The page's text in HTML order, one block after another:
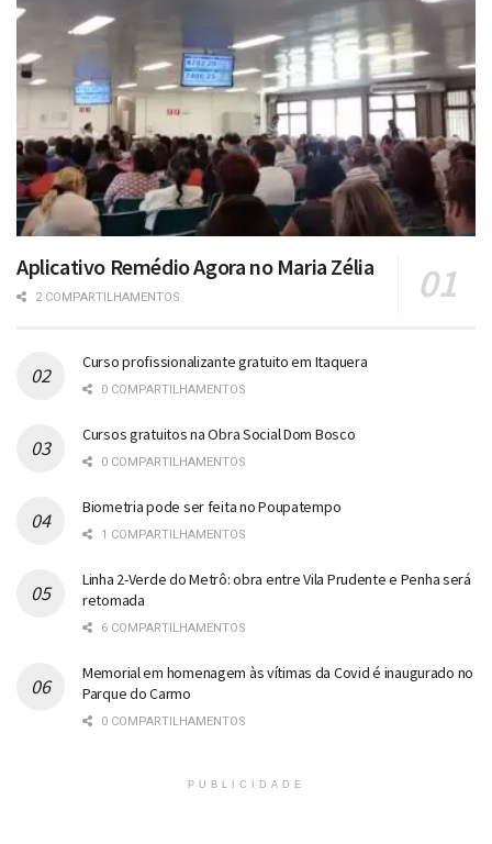
Aplicativo Remédio Agora no Maria Zélia
2 COMPARTILHAMENTOS
Curso profissionalizante gratuito em Itaquera
0 COMPARTILHAMENTOS
Cursos gratuitos na Obra Social Dom Bosco
0 COMPARTILHAMENTOS
Biometria pode ser feita no Poupatempo
1 COMPARTILHAMENTOS
Linha 2-Verde do Metrô: obra entre Vila Prudente e Penha será
retomada
6 COMPARTILHAMENTOS
Memorial em homenagem às vítimas da Covid é inaugurado no
Parque do Carmo
0 COMPARTILHAMENTOS
PUBLICIDADE